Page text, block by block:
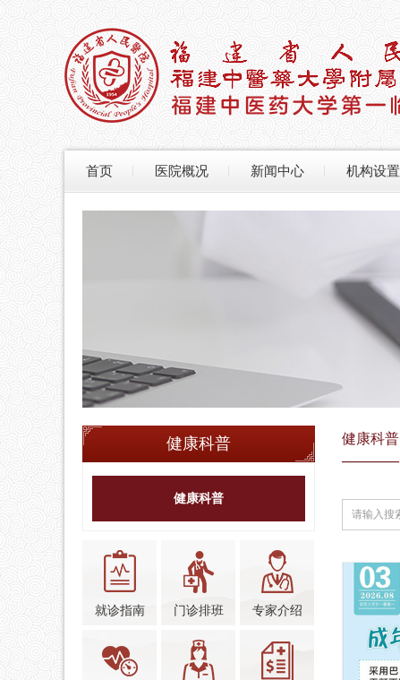
首页 医院概况 新闻中心 机构设置
健康科普
健康科普
就诊指南 门诊排班 专家介绍
健康科普